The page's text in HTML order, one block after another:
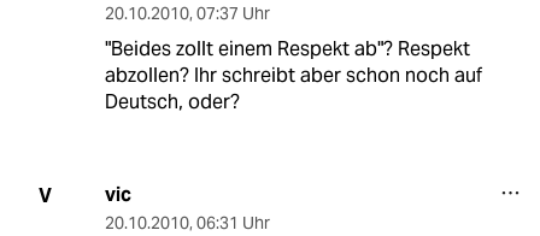
20.10.2010, 07:37 Uhr
"Beides zollt einem Respekt ab"? Respekt
abzollen? Ihr schreibt aber schon noch auf
Deutsch, oder?
V vic
20.10.2010, 06:31 Uhr